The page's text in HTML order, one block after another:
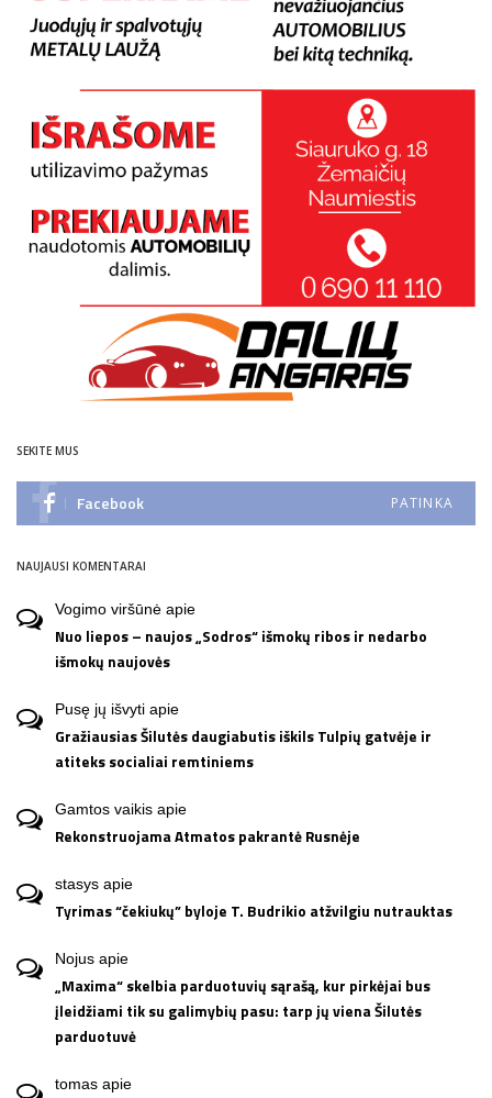
SEKITE MUS
Facebook PATINKA
NAUJAUSI KOMENTARAI
Vogimo viršūnė apie
Nuo liepos – naujos „Sodros“ išmokų ribos ir nedarbo
išmokų naujovės
Pusę jų išvyti apie
Gražiausias Šilutės daugiabutis iškils Tulpių gatvėje ir
atiteks socialiai remtiniems
Gamtos vaikis apie
Rekonstruojama Atmatos pakrantė Rusnėje
stasys apie
Tyrimas “čekiukų” byloje T. Budrikio atžvilgiu nutrauktas
Nojus apie
„Maxima“ skelbia parduotuvių sąrašą, kur pirkėjai bus
įleidžiami tik su galimybių pasu: tarp jų viena Šilutės
parduotuvė
tomas apie